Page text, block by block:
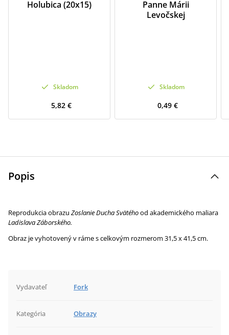
Holubica (20x15)
Skladom
5,82 €
Panne Márii
Levočskej
Skladom
0,49 €
Popis
Reprodukcia obrazu Zoslanie Ducha Svätéhood akademického maliara
Ladislava Záborského.
Obraz je vyhotovený v ráme s celkovým rozmerom 31,5 x 41,5 cm.
Vydavateľ Fork
Kategória Obrazy